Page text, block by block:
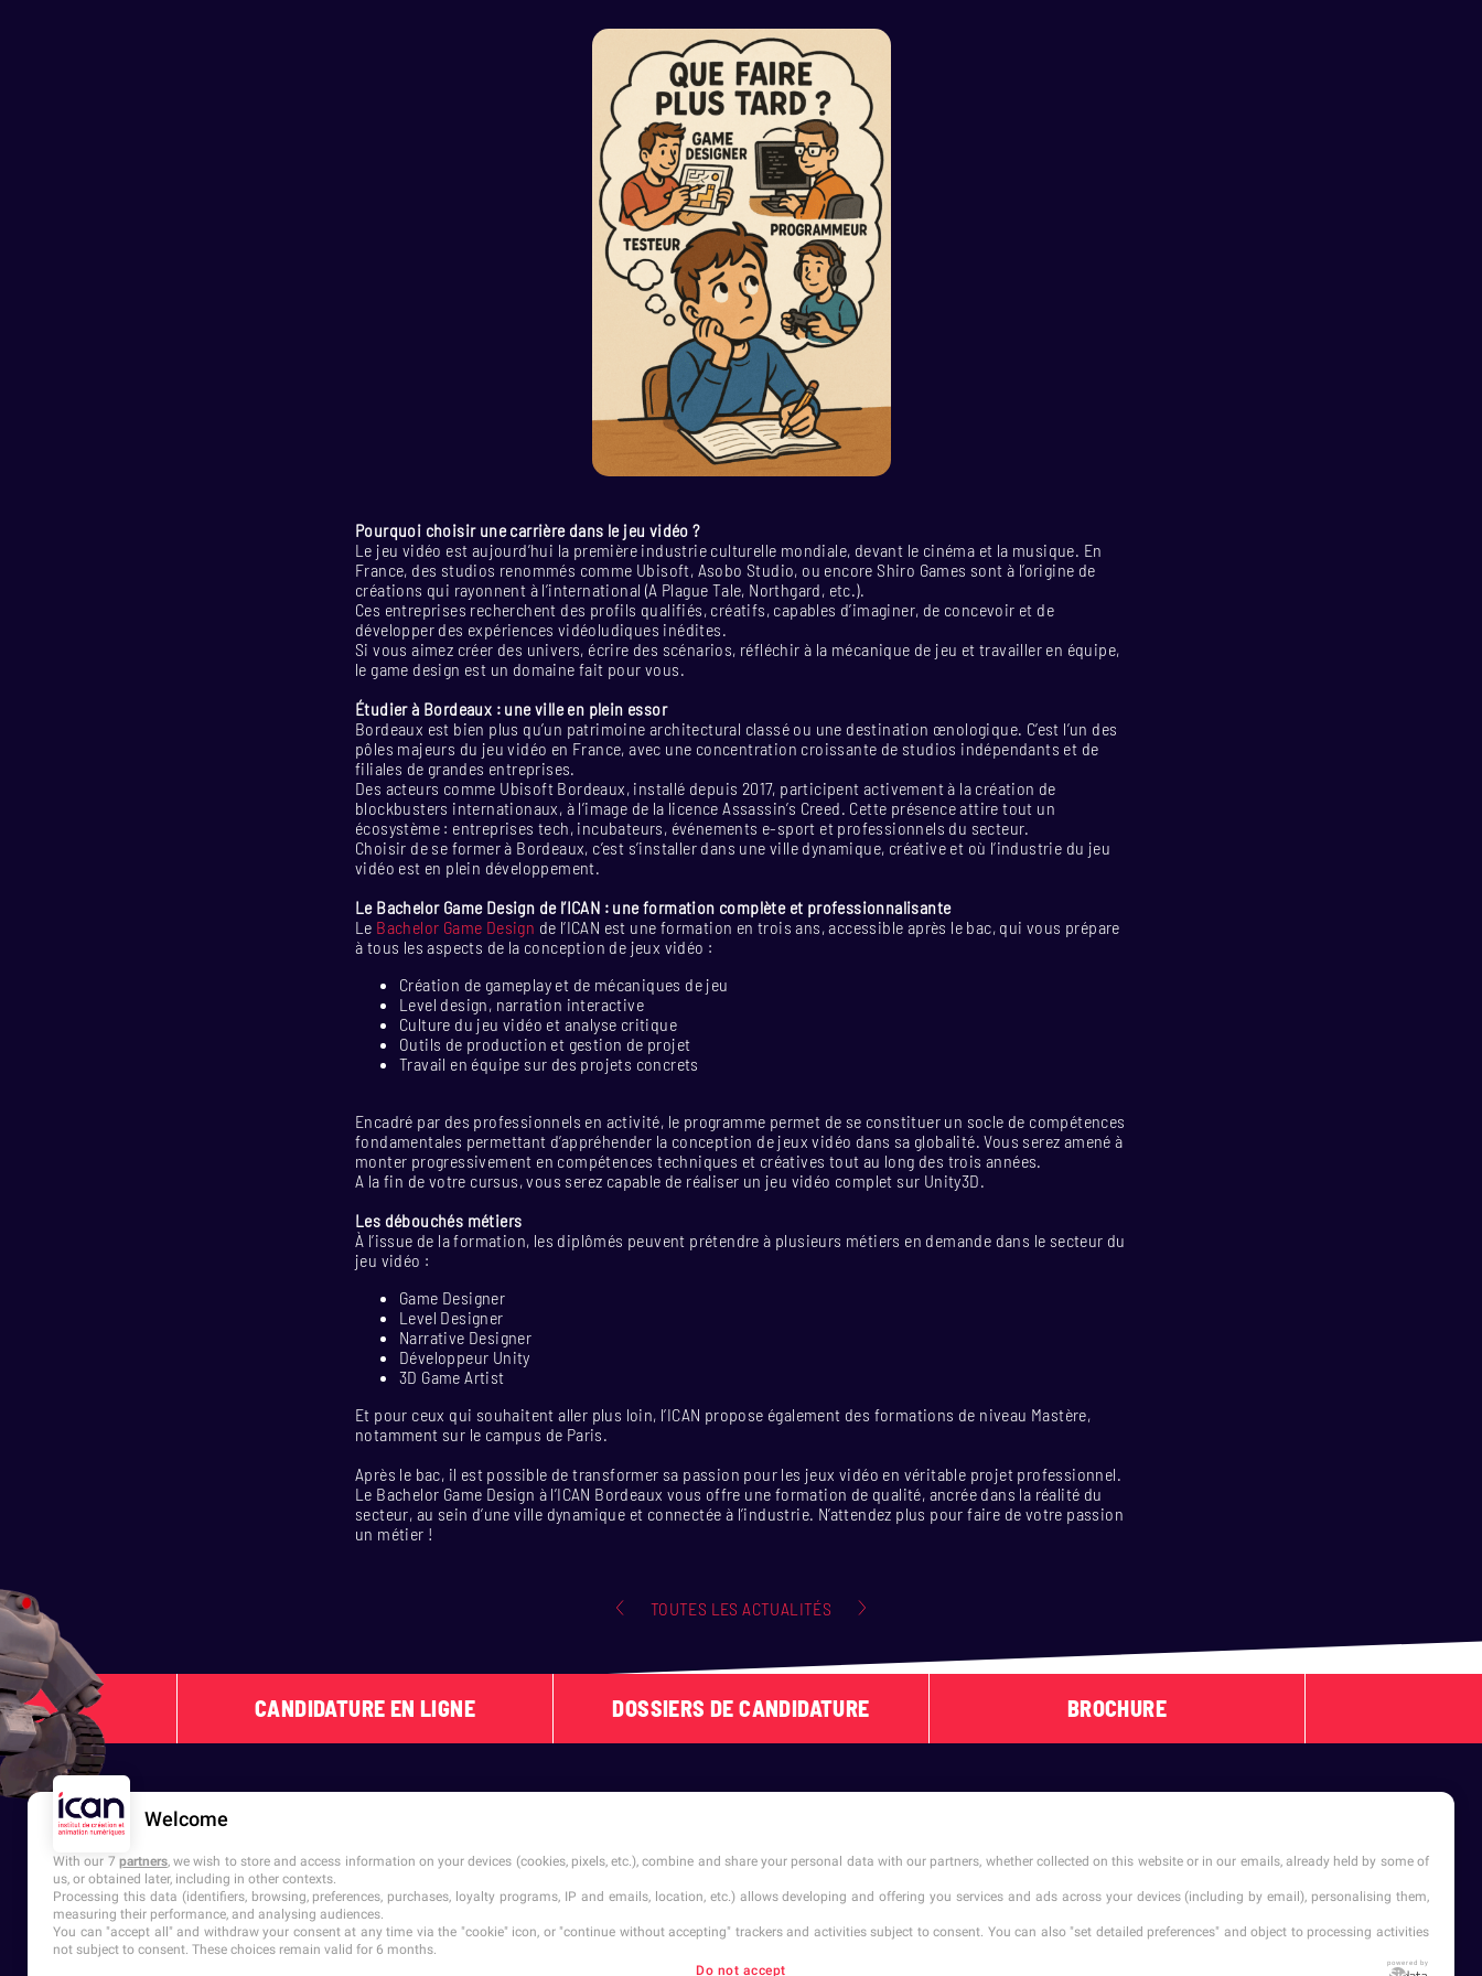
Pourquoi choisir une carrière dans le jeu vidéo ?
Le jeu vidéo est aujourd’hui la première industrie culturelle mondiale, devant le cinéma et la musique. En
France, des studios renommés comme Ubisoft, Asobo Studio, ou encore Shiro Games sont à l’origine de
créations qui rayonnent à l’international (A Plague Tale, Northgard, etc.).
Ces entreprises recherchent des profils qualifiés, créatifs, capables d’imaginer, de concevoir et de
développer des expériences vidéoludiques inédites.
Si vous aimez créer des univers, écrire des scénarios, réfléchir à la mécanique de jeu et travailler en équipe,
le game design est un domaine fait pour vous.
Étudier à Bordeaux : une ville en plein essor
Bordeaux est bien plus qu’un patrimoine architectural classé ou une destination œnologique. C’est l’un des
pôles majeurs du jeu vidéo en France, avec une concentration croissante de studios indépendants et de
filiales de grandes entreprises.
Des acteurs comme Ubisoft Bordeaux, installé depuis 2017, participent activement à la création de
blockbusters internationaux, à l’image de la licence Assassin’s Creed. Cette présence attire tout un
écosystème : entreprises tech, incubateurs, événements e-sport et professionnels du secteur.
Choisir de se former à Bordeaux, c’est s’installer dans une ville dynamique, créative et où l’industrie du jeu
vidéo est en plein développement.
Le Bachelor Game Design de l’ICAN : une formation complète et professionnalisante
Le Bachelor Game Design de l’ICAN est une formation en trois ans, accessible après le bac, qui vous prépare
à tous les aspects de la conception de jeux vidéo :
Création de gameplay et de mécaniques de jeu
Level design, narration interactive
Culture du jeu vidéo et analyse critique
Outils de production et gestion de projet
Travail en équipe sur des projets concrets
Encadré par des professionnels en activité, le programme permet de se constituer un socle de compétences
fondamentales permettant d’appréhender la conception de jeux vidéo dans sa globalité. Vous serez amené à
monter progressivement en compétences techniques et créatives tout au long des trois années.
A la fin de votre cursus, vous serez capable de réaliser un jeu vidéo complet sur Unity3D.
Les débouchés métiers
À l’issue de la formation, les diplômés peuvent prétendre à plusieurs métiers en demande dans le secteur du
jeu vidéo :
Game Designer
Level Designer
Narrative Designer
Développeur Unity
3D Game Artist
Et pour ceux qui souhaitent aller plus loin, l’ICAN propose également des formations de niveau Mastère,
notamment sur le campus de Paris.
Après le bac, il est possible de transformer sa passion pour les jeux vidéo en véritable projet professionnel.
Le Bachelor Game Design à l’ICAN Bordeaux vous offre une formation de qualité, ancrée dans la réalité du
secteur, au sein d’une ville dynamique et connectée à l’industrie. N’attendez plus pour faire de votre passion
un métier !
TOUTES LES ACTUALITÉS
CANDIDATURE EN LIGNE DOSSIERS DE CANDIDATURE BROCHURE
6 campus en France
Welcome
With our 7 partners, we wish to store and access information on your devices (cookies, pixels, etc.), combine and share your personal data with our partners, whether collected on this website or in our emails, already held by some of
us, or obtained later, including in other contexts.
Processing this data (identifiers, browsing, preferences, purchases, loyalty programs, IP and emails, location, etc.) allows developing and offering you services and ads across your devices (including by email), personalising them,
measuring their performance, and analysing audiences.
You can "accept all" and withdraw your consent at any time via the "cookie" icon, or "continue without accepting" trackers and activities subject to consent. You can also "set detailed preferences" and object to processing activities
not subject to consent. These choices remain valid for 6 months.
Do not accept
powered by